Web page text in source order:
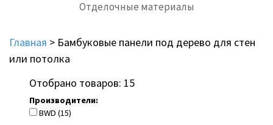
Отделочные материалы
Главная > Бамбуковые панели под дерево для стен
или потолка
Отобрано товаров: 15
Производители:
BWD (15)